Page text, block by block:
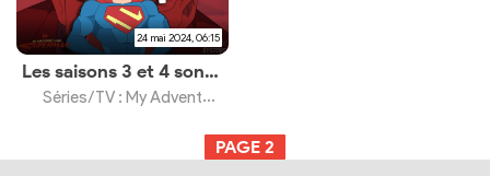
24 mai 2024, 06:15
Les saisons 3 et 4 sont déjà en développement
Séries/TV : My Adventures with Superman Saison 2
PAGE 2